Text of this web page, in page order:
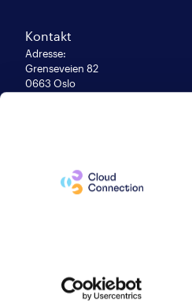
Kontakt
Adresse:
Grenseveien 82
0663 Oslo
983 949 150
Cloud Connection